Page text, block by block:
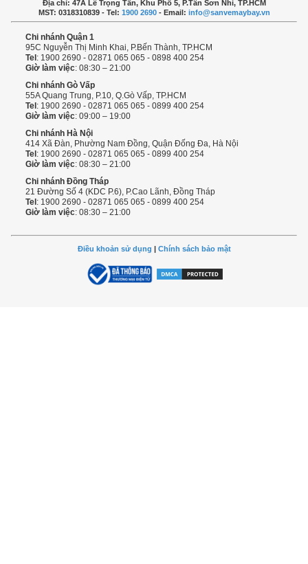
Địa chỉ: 47A Lê Trọng Tấn, Khu Phố 5, P.Tân Sơn Nhì, TP.HCM
MST: 0318310839 - Tel: 1900 2690- Email: info@sanvemaybay.vn
Chi nhánh Quận 1
95C Nguyễn Thị Minh Khai, P.Bến Thành, TP.HCM
Tel : 1900 2690 - 02871 065 065 - 0898 400 254
Giờ làm việc: 08:30 – 21:00
Chi nhánh Gò Vấp
55A Quang Trung, P.10, Q.Gò Vấp, TP.HCM
Tel : 1900 2690 - 02871 065 065 - 0899 400 254
Giờ làm việc: 09:00 – 19:00
Chi nhánh Hà Nội
414 Xã Đàn, Phường Nam Đồng, Quận Đống Đa, Hà Nội
Tel : 1900 2690 - 02871 065 065 - 0899 400 254
Giờ làm việc: 08:30 – 21:00
Chi nhánh Đồng Tháp
21 Đường Số 4 (KDC P.6), P.Cao Lãnh, Đồng Tháp
Tel : 1900 2690 - 02871 065 065 - 0899 400 254
Giờ làm việc: 08:30 – 21:00
Điều khoản sử dụng | Chính sách bảo mật